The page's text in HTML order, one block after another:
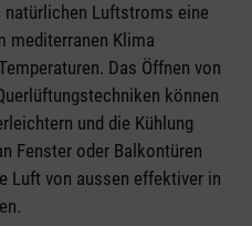
Luftstroms eine
mediterranen Klima
Das Öffnen von
können
und die Kühlung
Fenster oder Balkontüren
Luft von aussen effektiver in